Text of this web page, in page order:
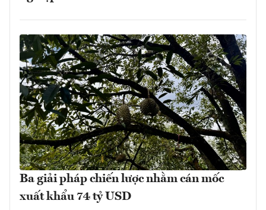
Ba giải pháp chiến lược nhằm cán mốc
xuất khẩu 74 tỷ USD